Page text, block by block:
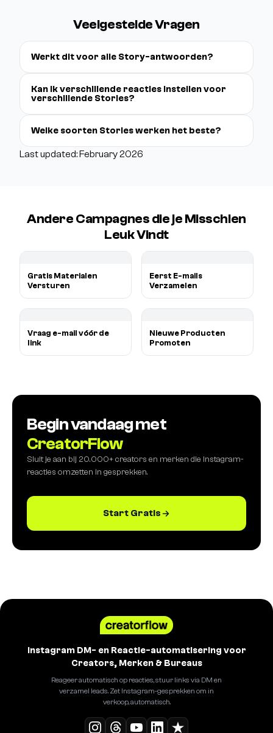
Veelgestelde Vragen
Werkt dit voor alle Story-antwoorden?
Kan ik verschillende reacties instellen voor
verschillende Stories?
Welke soorten Stories werken het beste?
Last updated: February 2026
Andere Campagnes die je Misschien
Leuk Vindt
Gratis Materialen
Versturen
Eerst E-mails
Verzamelen
Vraag e-mail vóór de
link
Nieuwe Producten
Promoten
Begin vandaag met
CreatorFlow
Sluit je aan bij 20.000+ creators en merken die Instagram-
reacties omzetten in gesprekken.
Start Gratis
Instagram DM- en Reactie-automatisering voor
Creators, Merken & Bureaus
Reageer automatisch op reacties, stuur links via DM en
verzamel leads. Zet Instagram-gesprekken om in
verkoop, automatisch.